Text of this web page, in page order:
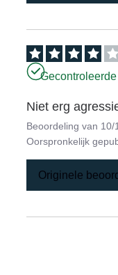
Niet erg
Beoordeling van 10/
Oorspronkelijk
Originele